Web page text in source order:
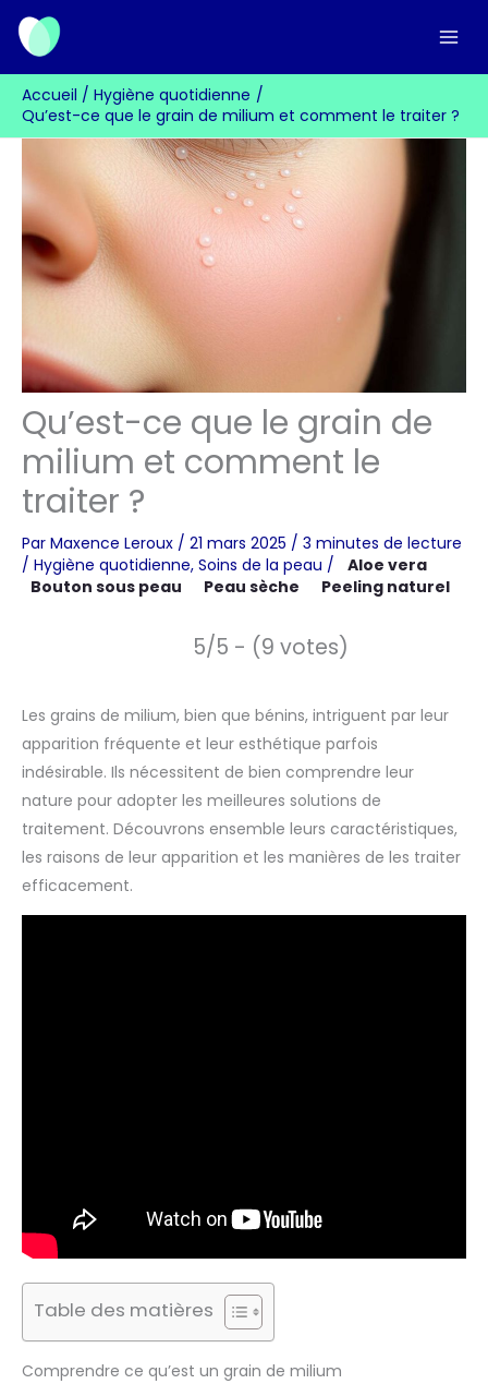
Aller
contenu
Accueil
Hygiène quotidienne
Qu’est-ce que le grain de milium et comment le traiter ?
Qu’est-ce que le grain de
milium et comment le
traiter ?
Par Maxence Leroux / 21 mars 2025 / 3 minutes de lecture
/ Hygiène quotidienne, Soins de la peau /
Aloe vera
Bouton sous peau
Peau sèche Peeling naturel
5/5 - (9 votes)
Les grains de milium, bien que bénins, intriguent par leur
apparition fréquente et leur esthétique parfois
indésirable. Ils nécessitent de bien comprendre leur
nature pour adopter les meilleures solutions de
traitement. Découvrons ensemble leurs caractéristiques,
les raisons de leur apparition et les manières de les traiter
efficacement.
Table des matières
Comprendre ce qu’est un grain de milium